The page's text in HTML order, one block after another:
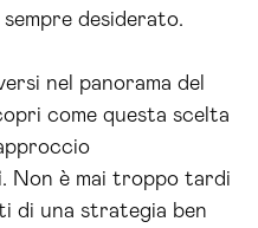
desiderato.
nel panorama del
come questa scelta
. Non è mai troppo tardi
di una strategia ben